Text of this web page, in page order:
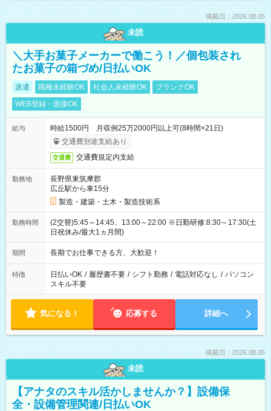
掲載日：2026.08.05
未読
＼大手お菓子メーカーで働こう！／個包装され
たお菓子の箱づめ/日払いOK
派遣 職種未経験OK 社会人未経験OK
ブランクOK
WEB登録・面接OK
給与
時給1500円 月収例25万2000円以上可(8時間×21日)
交通費別途支給あり
交通費 交通費規定内支給
勤務地
長野県東筑摩郡
広丘駅から車15分
製造・建築・土木・製造技術系
勤務時間
(2交替)5:45～14:45、13:00～22:00 ※日勤研修:8:30～17:30(土
日祝休み/最大1ヵ月間)
期間 長期でお仕事できる方、大歓迎！
特徴 日払いOK / 履歴書不要 / シフト勤務 / 電話対応なし / パソコン
スキル不要
気になる！ 応募する 詳細へ
掲載日：2026.08.05
未読
【アナタのスキル活かしませんか？】設備保
全・設備管理関連/日払いOK